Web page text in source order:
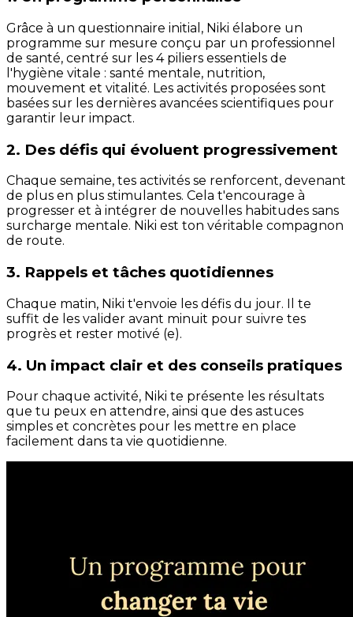
Grâce à un questionnaire initial, Niki élabore un
programme sur mesure conçu par un professionnel
de santé, centré sur les 4 piliers essentiels de
l'hygiène vitale : santé mentale, nutrition,
mouvement et vitalité. Les activités proposées sont
basées sur les dernières avancées scientifiques pour
garantir leur impact.
2. Des défis qui évoluent progressivement
Chaque semaine, tes activités se renforcent, devenant
de plus en plus stimulantes. Cela t'encourage à
progresser et à intégrer de nouvelles habitudes sans
surcharge mentale. Niki est ton véritable compagnon
de route.
3. Rappels et tâches quotidiennes
Chaque matin, Niki t'envoie les défis du jour. Il te
suffit de les valider avant minuit pour suivre tes
progrès et rester motivé (e).
4. Un impact clair et des conseils pratiques
Pour chaque activité, Niki te présente les résultats
que tu peux en attendre, ainsi que des astuces
simples et concrètes pour les mettre en place
facilement dans ta vie quotidienne.